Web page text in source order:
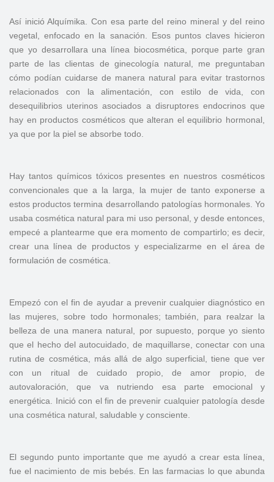
Así inició Alquímika. Con esa parte del reino mineral y del reino
vegetal, enfocado en la sanación. Esos puntos claves hicieron
que yo desarrollara una línea biocosmética, porque parte gran
parte de las clientas de ginecología natural, me preguntaban
cómo podían cuidarse de manera natural para evitar trastornos
relacionados con la alimentación, con estilo de vida, con
desequilibrios uterinos asociados a disruptores endocrinos que
hay en productos cosméticos que alteran el equilibrio hormonal,
ya que por la piel se absorbe todo.
Hay tantos químicos tóxicos presentes en nuestros cosméticos
convencionales que a la larga, la mujer de tanto exponerse a
estos productos termina desarrollando patologías hormonales. Yo
usaba cosmética natural para mi uso personal, y desde entonces,
empecé a plantearme que era momento de compartirlo; es decir,
crear una línea de productos y especializarme en el área de
formulación de cosmética.
Empezó con el fin de ayudar a prevenir cualquier diagnóstico en
las mujeres, sobre todo hormonales; también, para realzar la
belleza de una manera natural, por supuesto, porque yo siento
que el hecho del autocuidado, de maquillarse, conectar con una
rutina de cosmética, más allá de algo superficial, tiene que ver
con un ritual de cuidado propio, de amor propio, de
autovaloración, que va nutriendo esa parte emocional y
energética. Inició con el fin de prevenir cualquier patología desde
una cosmética natural, saludable y consciente.
El segundo punto importante que me ayudó a crear esta línea,
fue el nacimiento de mis bebés. En las farmacias lo que abunda